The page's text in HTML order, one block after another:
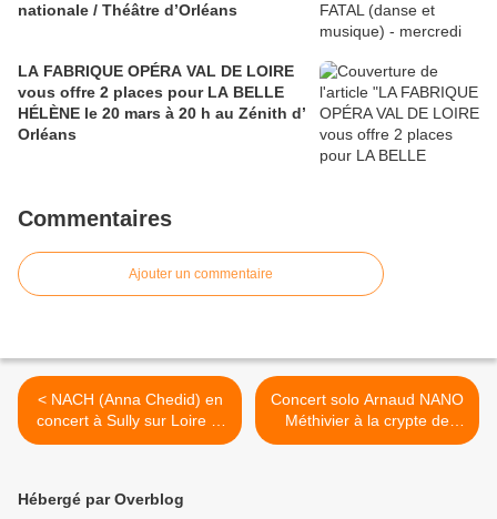
nationale / Théâtre d’Orléans
LA FABRIQUE OPÉRA VAL DE LOIRE
vous offre 2 places pour LA BELLE
HÉLÈNE le 20 mars à 20 h au Zénith d’
Orléans
Commentaires
Ajouter un commentaire
< NACH (Anna Chedid) en
concert à Sully sur Loire le
vendredi 22 novembre
Concert solo Arnaud NANO
Méthivier à la crypte de
Saint Benoit sur Loire le
Hébergé par Overblog